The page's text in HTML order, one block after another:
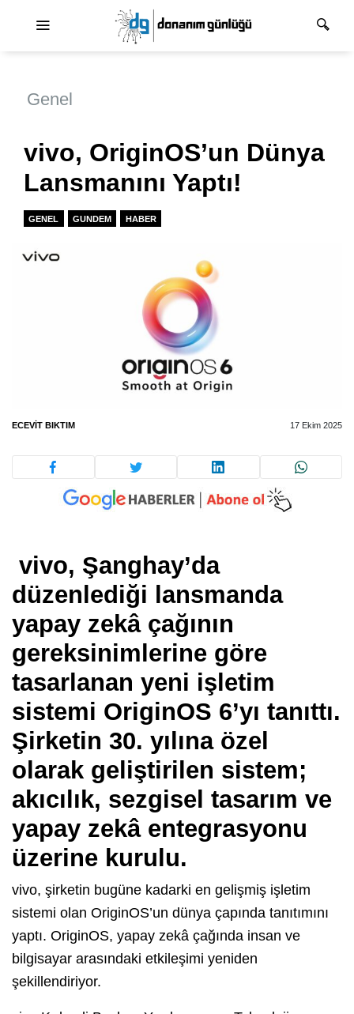
Genel
vivo, OriginOS’un Dünya
Lansmanını Yaptı!
GENEL GUNDEM HABER
ECEVIT BIKTIM 17 Ekim 2025
vivo, Şanghay’da
düzenlediği lansmanda
yapay zekâ çağının
gereksinimlerine göre
tasarlanan yeni işletim
sistemi OriginOS 6’yı tanıttı.
Şirketin 30. yılına özel
olarak geliştirilen sistem;
akıcılık, sezgisel tasarım ve
yapay zekâ entegrasyonu
üzerine kurulu.
vivo, şirketin bugüne kadarki en gelişmiş işletim
sistemi olan OriginOS’un dünya çapında tanıtımını
yaptı. OriginOS, yapay zekâ çağında insan ve
bilgisayar arasındaki etkileşimi yeniden
şekillendiriyor.